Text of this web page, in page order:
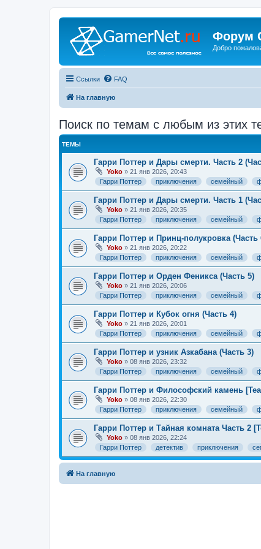
Форум
Добро
Ссылки FAQ
На главную
Поиск по темам с любым из этих
ТЕМЫ
Гарри Поттер и Дары смерти. Часть 2
Yoko » 21 янв 2026, 20:43
Гарри Поттер
приключения семейный
Гарри Поттер и Дары смерти. Часть 1
Yoko » 21 янв 2026, 20:35
Гарри Поттер
приключения семейный
Гарри Поттер и Принц-полукровка (Часть
Yoko » 21 янв 2026, 20:22
Гарри Поттер
приключения семейный
Гарри Поттер и Орден Феникса (Часть 5)
Yoko » 21 янв 2026, 20:06
Гарри Поттер
приключения семейный
Гарри Поттер и Кубок огня (Часть 4)
Yoko » 21 янв 2026, 20:01
Гарри Поттер
приключения семейный
Гарри Поттер и узник Азкабана (Часть 3)
Yoko » 08 янв 2026, 23:32
Гарри Поттер
приключения семейный
Гарри Поттер и Философский камень
Yoko » 08 янв 2026, 22:30
Гарри Поттер
приключения семейный
Гарри Поттер и Тайная комната Часть 2
Yoko » 08 янв 2026, 22:24
Гарри Поттер
детектив приключения
На главную